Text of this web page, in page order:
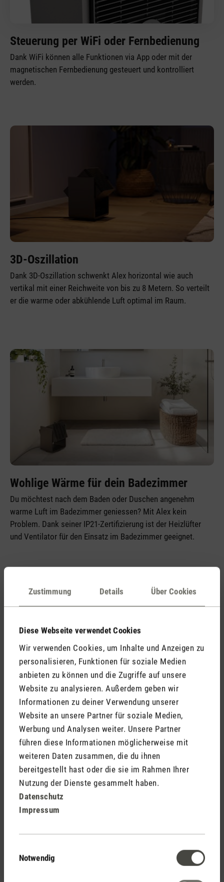
Zustimmung Details Über Cookies
Diese Webseite verwendet Cookies
Wir verwenden Cookies, um Inhalte und Anzeigen zu
personalisieren, Funktionen für soziale Medien
anbieten zu können und die Zugriffe auf unsere
Website zu analysieren. Außerdem geben wir
Informationen zu deiner Verwendung unserer
Website an unsere Partner für soziale Medien,
Werbung und Analysen weiter. Unsere Partner
führen diese Informationen möglicherweise mit
weiteren Daten zusammen, die du ihnen
bereitgestellt hast oder die sie im Rahmen Ihrer
Nutzung der Dienste gesammelt haben.
Datenschutz
Impressum
Notwendig
Steuerung per WiFi oder Fernbedienung
Dank WiFi können alle Funktionen via App oder mit der
magnetischen Fernbedienung gesteuert und kontrolliert
werden.
3D-Oszillation
Dank 3D-Oszillation schwenkt Alex horizontal wie auch
vertikal mit einer Reichweite von bis zu 8 Metern. So verteilt
er die warme oder abkühlende Luft optimal im Raum.
Wohlige Wärme für dein Badezimmer
Du möchtest nach dem Baden oder Duschen angenehm
warme Luft im Badezimmer geniessen? Mit Alex kein
Problem. Dank seiner IP21-Zertifizierung ist der Heizlüfter
und Ventilator für den Einsatz im Badezimmer geeignet.
Gut zu wissen
Wie kann ich die Fernbedienung mit Alex
verbinden?
Zubehör
Selina